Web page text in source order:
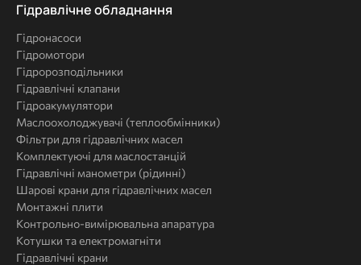
Комплексні
Гідравлічне обладнання
Гідронасоси
Гідромотори
Гідророзподільники
Гідравлічні клапани
Гідроакумулятори
Маслоохолоджувачі (теплообмінники)
Фільтри для гідравлічних масел
Комплектуючі для маслостанцій
Гідравлічні манометри (рідинні)
Шарові крани для гідравлічних масел
Монтажні плити
Контрольно-вимірювальна апаратура
Котушки та електромагніти
Гідравлічні крани